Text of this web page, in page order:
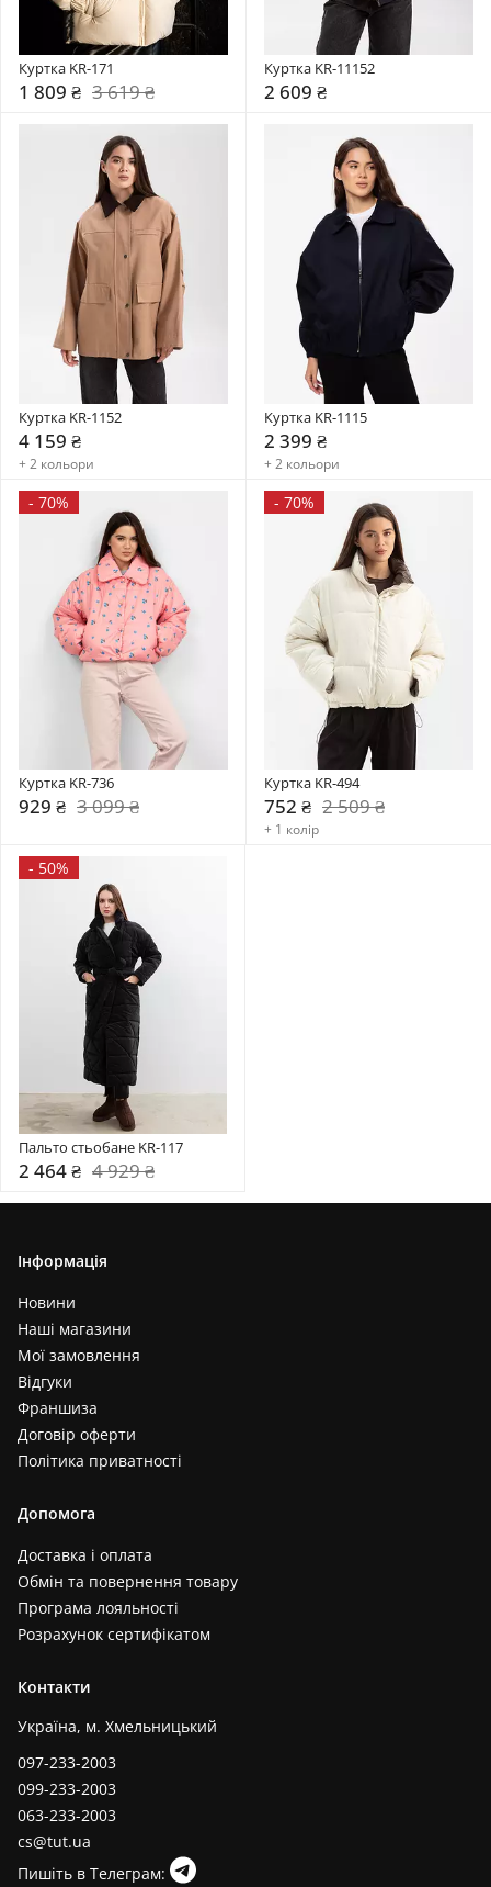
Куртка KR-171
1 809 ₴ 3 619 ₴
Куртка KR-11152
2 609 ₴
Куртка KR-1152
4 159 ₴
+ 2 кольори
Куртка KR-1115
2 399 ₴
+ 2 кольори
- 70%
Куртка KR-736
929 ₴ 3 099 ₴
- 70%
Куртка KR-494
752 ₴ 2 509 ₴
+ 1 колір
- 50%
Пальто стьобане KR-117
2 464 ₴ 4 929 ₴
Інформація
Новини
Наші магазини
Мої замовлення
Відгуки
Франшиза
Договір оферти
Політика приватності
Допомога
Доставка і оплата
Обмін та повернення товару
Програма лояльності
Розрахунок сертифікатом
Контакти
Україна, м. Хмельницький
097-233-2003
099-233-2003
063-233-2003
cs@tut.ua
Пишіть в Телеграм: